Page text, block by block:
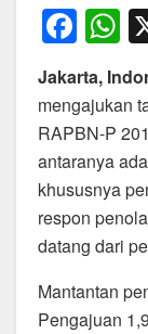
F
a
c
e
b
o
o
k
h
at
s
A
p
p
Jakarta,
mengajukan
RAPBN-P
antaranya
khususnya
respon
datang dari
Mantantan
Pengajuan